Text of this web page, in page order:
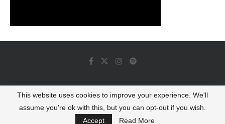
© 2022 - Luminous Dash All Rights Reserved
BACK TO TOP
This website uses cookies to improve your experience. We'll
assume you're ok with this, but you can opt-out if you wish.
Accept
Read More